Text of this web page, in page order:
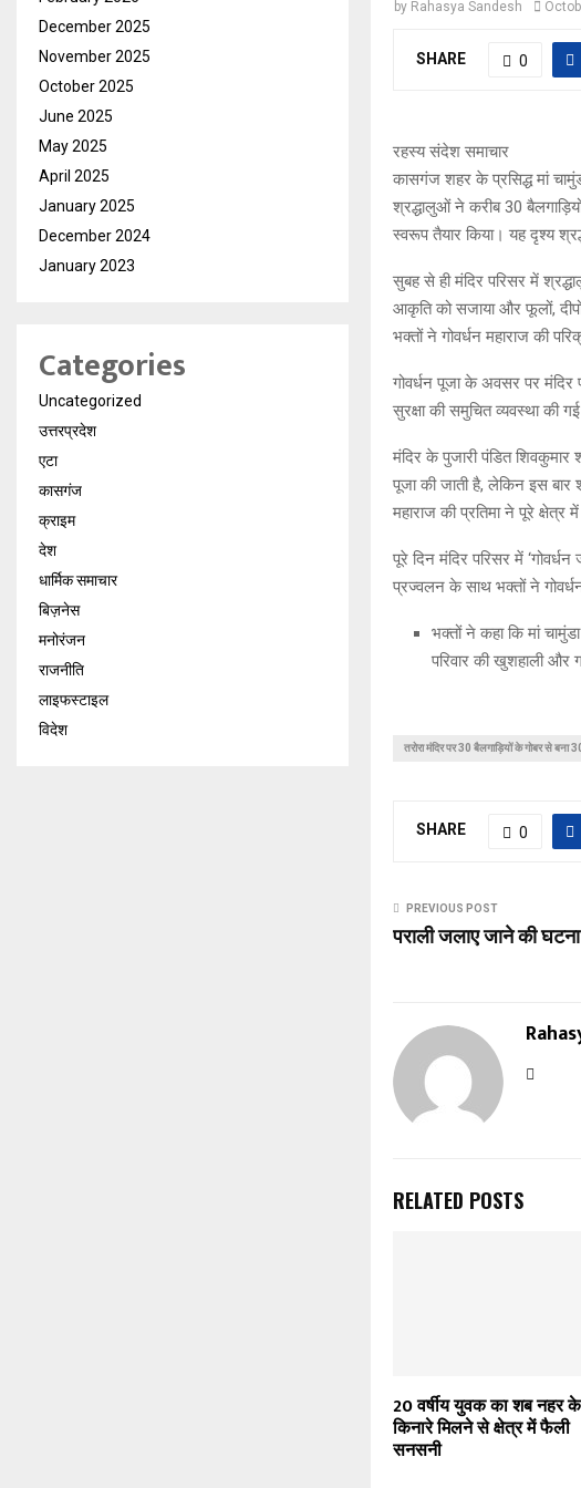
by Rahasya Sandesh
SHARE 0
रहस्य संदेश समाचार
कासगंज शहर के प्रसिद्ध मां
श्रद्धालुओं ने करीब 30
स्वरूप तैयार किया। यह दृश्य
सुबह से ही मंदिर परिसर में
आकृति को सजाया और फूलों,
भक्तों ने गोवर्धन महाराज की
गोवर्धन पूजा के अवसर पर
सुरक्षा की समुचित व्यवस्था की
मंदिर के पुजारी पंडित शिवकुमार
पूजा की जाती है, लेकिन इस बार
महाराज की प्रतिमा ने पूरे
पूरे दिन मंदिर परिसर में
प्रज्वलन के साथ भक्तों ने
भक्तों ने कहा कि मां
परिवार की खुशहाली और
तरोरा मंदिर पर 30 बैलगाड़ियों के गोबर से बना
SHARE 0
PREVIOUS POST
पराली जलाए जाने की
RELATED POSTS
20 वर्षीय युवक का शब नहर के
किनारे मिलने से क्षेत्र में फैली
सनसनी
December 2025
November 2025
October 2025
June 2025
May 2025
April 2025
January 2025
December 2024
January 2023
Categories
Uncategorized
उत्तरप्रदेश
एटा
कासगंज
क्राइम
देश
धार्मिक समाचार
बिज़नेस
मनोरंजन
राजनीति
लाइफस्टाइल
विदेश